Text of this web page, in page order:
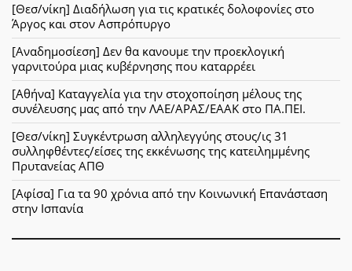
[Θεσ/νίκη] Διαδήλωση για τις κρατικές δολοφονίες στο
Άργος και στον Ασπρόπυργο
[Αναδημοσίεση] Δεν θα κανουμε την προεκλογική
γαρνιτούρα μιας κυβέρνησης που καταρρέει
[Αθήνα] Καταγγελία για την στοχοποίηση μέλους της
συνέλευσης μας από την ΛΑΕ/ΑΡΑΣ/ΕΑΑΚ στο ΠΑ.ΠΕΙ.
[Θεσ/νίκη] Συγκέντρωση αλληλεγγύης στους/ις 31
συλληφθέντες/είσες της εκκένωσης της κατειλημμένης
Πρυτανείας ΑΠΘ
[Αφίσα] Για τα 90 χρόνια από την Κοινωνική Επανάσταση
στην Ισπανία